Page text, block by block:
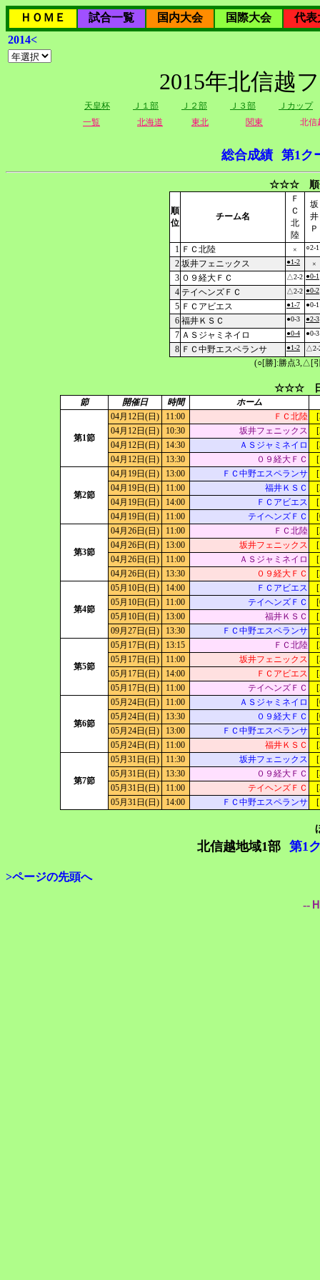
ＨＯＭＥ 試合一覧 国内大会 国際大会
代表
2014<
2015年北信越
天皇杯 Ｊ１部 Ｊ２部 Ｊ３部
Ｊカップ
一覧
北海道 東北 関東 北信
総合成績 第1ク
☆☆☆ 順
順
位
チーム名
Ｆ
Ｃ
北
陸
坂
井
Ｐ
1 ＦＣ北陸 × ○2-1
2 坂井フェニックス ●1-2 ×
3 ０９経大ＦＣ △2-2 ●0-1
4 テイヘンズＦＣ △2-2 ●0-2
5 ＦＣアビエス ●1-7 ●0-1
6 福井ＫＳＣ ●0-3 ●2-3
7 ＡＳジャミネイロ ●0-4 ●0-3
8 ＦＣ中野エスペランサ ●1-2 △2-
(○[勝]:勝点3,△[
☆☆☆ 日
節 開催日 時間 ホーム
第1節
04月12日(日) 11:00 ＦＣ北陸
04月12日(日)
10:30 坂井フェニックス
04月12日(日)
14:30 ＡＳジャミネイロ
04月12日(日)
13:30 ０９経大ＦＣ
第2節
04月19日(日) 13:00 ＦＣ中野エスペランサ
04月19日(日)
11:00 福井ＫＳＣ
04月19日(日)
14:00 ＦＣアビエス
04月19日(日)
11:00 テイヘンズＦＣ
第3節
04月26日(日) 11:00 ＦＣ北陸
04月26日(日)
13:00 坂井フェニックス
04月26日(日)
11:00 ＡＳジャミネイロ
04月26日(日)
13:30 ０９経大ＦＣ
第4節
05月10日(日) 14:00 ＦＣアビエス
05月10日(日)
11:00 テイヘンズＦＣ
05月10日(日)
13:00 福井ＫＳＣ
09月27日(日)
13:30 ＦＣ中野エスペランサ
第5節
05月17日(日) 13:15 ＦＣ北陸
05月17日(日)
11:00 坂井フェニックス
05月17日(日)
14:00 ＦＣアビエス
05月17日(日)
11:00 テイヘンズＦＣ
第6節
05月24日(日) 11:00 ＡＳジャミネイロ
05月24日(日)
13:30 ０９経大ＦＣ
05月24日(日)
13:00 ＦＣ中野エスペランサ
05月24日(日)
11:00 福井ＫＳＣ
第7節
05月31日(日) 11:30 坂井フェニックス
05月31日(日)
13:30 ０９経大ＦＣ
05月31日(日)
11:00 テイヘンズＦＣ
05月31日(日)
14:00 ＦＣ中野エスペランサ
北信越地域1部 第1
>ページの先頭へ
--